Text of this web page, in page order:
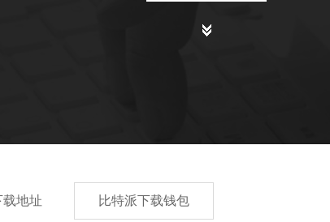
载地址 比特派下载钱包